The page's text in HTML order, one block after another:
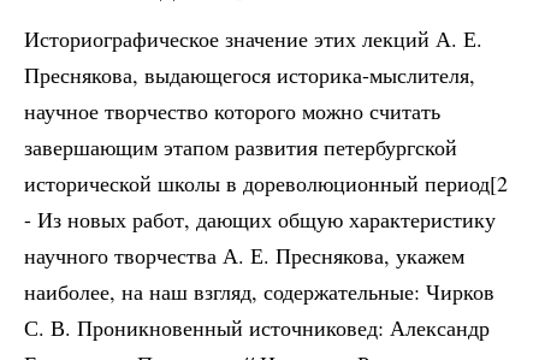
Историографическое значение этих лекций А. Е.
Преснякова, выдающегося историка-мыслителя,
научное творчество которого можно считать
завершающим этапом развития петербургской
исторической школы в дореволюционный период[2
- Из новых работ, дающих общую характеристику
научного творчества А. Е. Преснякова, укажем
наиболее, на наш взгляд, содержательные: Чирков
С. В. Проникновенный источниковед: Александр